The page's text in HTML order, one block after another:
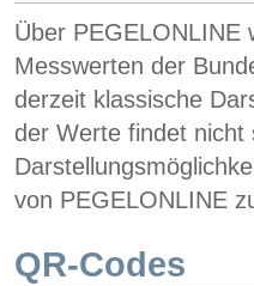
Über PEGELONLINE
Messwerten der
derzeit klassische
der Werte findet
von PEGELONLINE
QR-Codes